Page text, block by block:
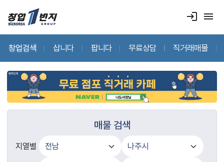
login menu
창업검색 삽니다 팝니다 무료상담 직거래매물
매물 검색
지열별